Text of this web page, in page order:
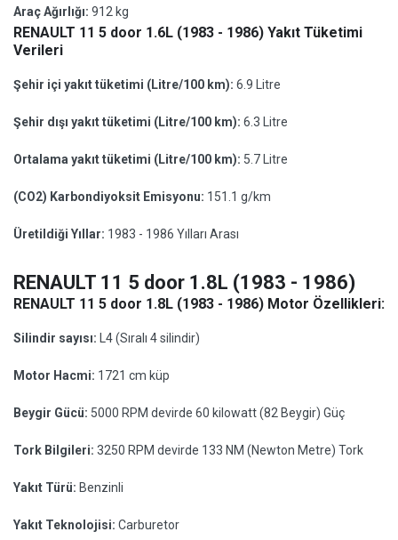
Araç Ağırlığı: 912 kg
RENAULT 11 5 door 1.6L (1983 - 1986) Yakıt Tüketimi
Verileri
Şehir içi yakıt tüketimi (Litre/100 km): 6.9 Litre
Şehir dışı yakıt tüketimi (Litre/100 km): 6.3 Litre
Ortalama yakıt tüketimi (Litre/100 km): 5.7 Litre
(CO2) Karbondiyoksit Emisyonu: 151.1 g/km
Üretildiği Yıllar: 1983 - 1986 Yılları Arası
RENAULT 11 5 door 1.8L (1983 - 1986)
RENAULT 11 5 door 1.8L (1983 - 1986) Motor Özellikleri:
Silindir sayısı: L4 (Sıralı 4 silindir)
Motor Hacmi: 1721 cm küp
Beygir Gücü: 5000 RPM devirde 60 kilowatt (82 Beygir) Güç
Tork Bilgileri: 3250 RPM devirde 133 NM (Newton Metre) Tork
Yakıt Türü: Benzinli
Yakıt Teknolojisi: Carburetor